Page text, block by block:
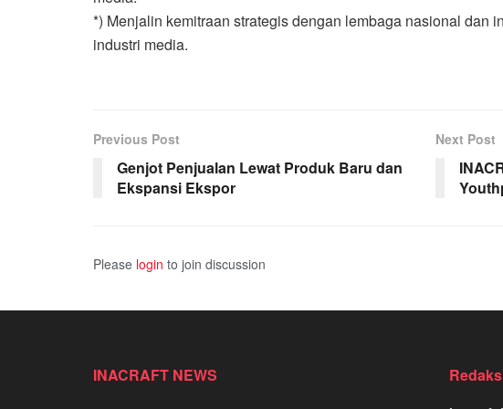
*) Menjalin kemitraan strategis dengan lembaga nasional dan
industri media.
Previous Post
Genjot Penjualan Lewat Produk Baru dan
Ekspansi Ekspor
Next Post
Please login to join discussion
INACRAFT NEWS